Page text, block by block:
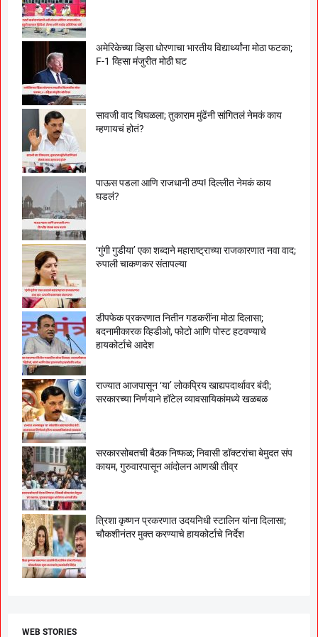
अमेरिकेच्या व्हिसा धोरणाचा भारतीय विद्यार्थ्यांना मोठा फटका;
F-1 व्हिसा मंजुरीत मोठी घट
सावजी वाद चिघळला; तुकाराम मुंढेंनी सांगितलं नेमकं काय
म्हणायचं होतं?
पाऊस पडला आणि राजधानी ठप्प! दिल्लीत नेमकं काय
घडलं?
‘गुंगी गुडीया’ एका शब्दाने महाराष्ट्राच्या राजकारणात नवा वाद;
रुपाली चाकणकर संतापल्या
डीपफेक प्रकरणात नितीन गडकरींना मोठा दिलासा;
बदनामीकारक व्हिडीओ, फोटो आणि पोस्ट हटवण्याचे
हायकोर्टाचे आदेश
राज्यात आजपासून ‘या’ लोकप्रिय खाद्यपदार्थावर बंदी;
सरकारच्या निर्णयाने हॉटेल व्यावसायिकांमध्ये खळबळ
सरकारसोबतची बैठक निष्फळ; निवासी डॉक्टरांचा बेमुदत संप
कायम, गुरुवारपासून आंदोलन आणखी तीव्र
त्रिशा कृष्णन प्रकरणात उदयनिधी स्टालिन यांना दिलासा;
चौकशीनंतर मुक्त करण्याचे हायकोर्टाचे निर्देश
WEB STORIES